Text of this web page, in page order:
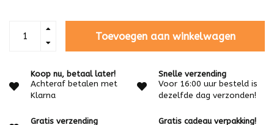
Toevoegen aan winkelwagen
Koop nu, betaal later!
Achteraf betalen met
Klarna
Snelle verzending
Voor 16:00 uur besteld is
dezelfde dag verzonden!
Gratis verzending Gratis cadeau verpakking!